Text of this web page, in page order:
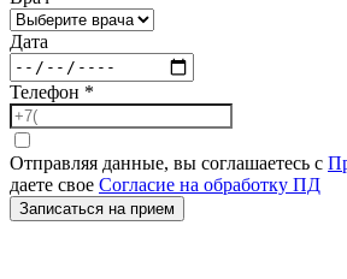
Дата
Телефон *
Отправляя данные, вы соглашаетесь с
даете свое Согласие на обработку ПД
Записаться на прием